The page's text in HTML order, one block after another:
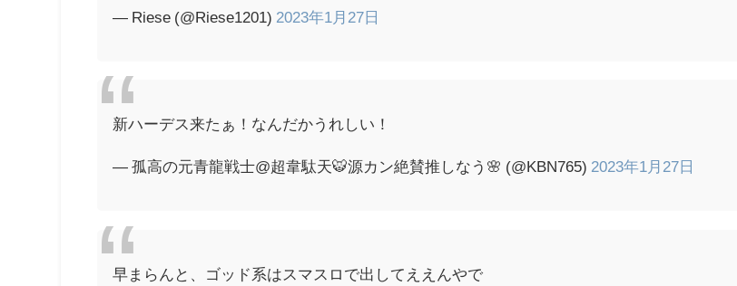
— Riese (@Riese1201) 2023年1月27日
新ハーデス来たぁ！なんだかうれしい！
— 孤高の元青龍戦士@超韋駄天🐯源カン絶賛推しなう🌸 (@KBN765) 2023年1月27日
早まらんと、ゴッド系はスマスロで出してええんやで